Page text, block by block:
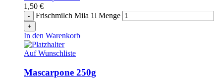
1,50 €
Frischmilch Mila 1l Menge
In den Warenkorb
Auf Wunschliste
Mascarpone 250g